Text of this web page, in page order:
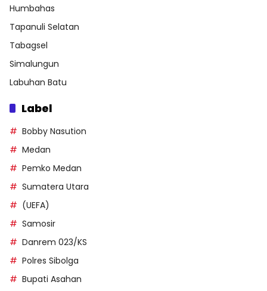
Humbahas
Tapanuli Selatan
Tabagsel
Simalungun
Labuhan Batu
Label
Bobby Nasution
Medan
Pemko Medan
Sumatera Utara
(UEFA)
Samosir
Danrem 023/KS
Polres Sibolga
Bupati Asahan